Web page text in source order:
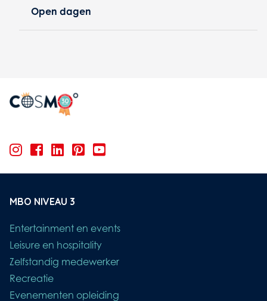
Open dagen
MBO NIVEAU 3
Entertainment en events
Leisure en hospitality
Zelfstandig medewerker
Recreatie
Evenementen opleiding